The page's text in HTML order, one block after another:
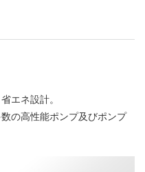
エネ設計。
の高性能ポンプ及びポンプ